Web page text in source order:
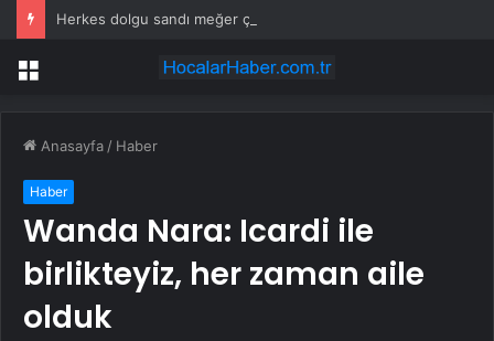
Herkes dolgu sandı meğer çenesini böcek ısırmış
Menü
Anasayfa / Haber
Haber
Wanda Nara: Icardi ile
birlikteyiz, her zaman aile
olduk